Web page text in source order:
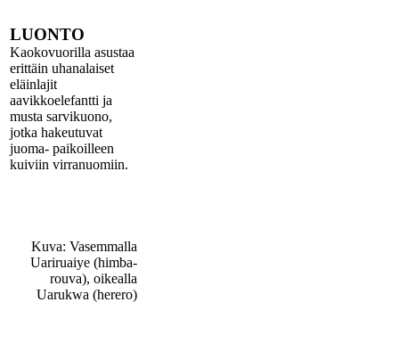
LUONTO
Kaokovuorilla asustaa
erittäin uhanalaiset
eläinlajit
aavikkoelefantti ja
musta sarvikuono,
jotka hakeutuvat
juoma- paikoilleen
kuiviin virranuomiin.
Kuva: Vasemmalla
Uariruaiye (himba-
rouva), oikealla
Uarukwa (herero)